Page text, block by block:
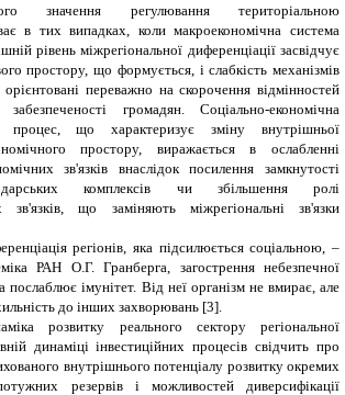
значення регулювання територіальною
в тих випадках, коли макроекономічна система
рівень міжрегіональної диференціації засвідчує
простору, що формується, і слабкість механізмів
переважно на скорочення відмінностей
забезпеченості громадян. Соціально-економічна
процес, що характеризує зміну внутрішньої
простору, виражається в ослабленні
зв'язків внаслідок посилення замкнутості
комплексів чи збільшення ролі
зв'язків, що заміняють міжрегіональні зв'язки
регіонів, яка підсилюється соціальною, –
РАН О.Г. Гранберга, загострення небезпечної
послаблює імунітет. Від неї організм не вмирає, але
до інших захворювань [3].
розвитку реального сектору регіональної
динаміці інвестиційних процесів свідчить про
внутрішнього потенціалу розвитку окремих
резервів і можливостей диверсифікації